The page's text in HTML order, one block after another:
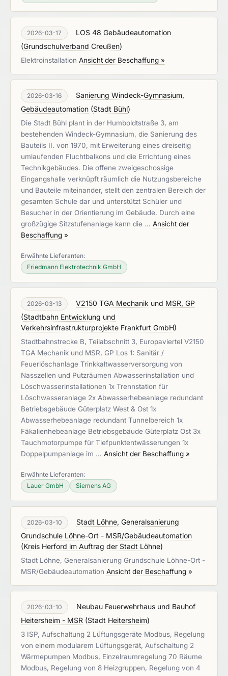
2026-03-17
LOS 48 Gebäudeautomation
(Grundschulverband Creußen)
Elektroinstallation Ansicht der Beschaffung »
2026-03-16
Sanierung Windeck-Gymnasium,
Gebäudeautomation (Stadt Bühl)
Die Stadt Bühl plant in der Humboldtstraße 3, am
bestehenden Windeck-Gymnasium, die Sanierung des
Bauteils II. von 1970, mit Erweiterung eines dreiseitig
umlaufenden Fluchtbalkons und die Errichtung eines
Technikgebäudes. Die offene zweigeschossige
Eingangshalle verknüpft räumlich die Nutzungsbereiche
und Bauteile miteinander, stellt den zentralen Bereich der
gesamten Schule dar und unterstützt Schüler und
Besucher in der Orientierung im Gebäude. Durch eine
großzügige Sitzstufenanlage kann die … Ansicht der
Beschaffung »
Erwähnte Lieferanten:
Friedmann Elektrotechnik GmbH
2026-03-13
V2150 TGA Mechanik und MSR, GP
(Stadtbahn Entwicklung und
Verkehrsinfrastrukturprojekte Frankfurt GmbH)
Stadtbahnstrecke B, Teilabschnitt 3, Europaviertel V2150
TGA Mechanik und MSR, GP Los 1: Sanitär /
Feuerlöschanlage Trinkkaltwasserversorgung von
Nasszellen und Putzräumen Abwasserinstallation und
Löschwasserinstallationen 1x Trennstation für
Löschwasseranlage 2x Abwasserhebeanlage redundant
Betriebsgebäude Güterplatz West & Ost 1x
Abwasserhebeanlage redundant Tunnelbereich 1x
Fäkalienhebeanlage Betriebsgebäude Güterplatz Ost 3x
Tauchmotorpumpe für Tiefpunktentwässerungen 1x
Doppelpumpanlage im … Ansicht der Beschaffung »
Erwähnte Lieferanten:
Lauer GmbH
Siemens AG
2026-03-10
Stadt Löhne, Generalsanierung
Grundschule Löhne-Ort - MSR/Gebäudeautomation
(Kreis Herford im Auftrag der Stadt Löhne)
Stadt Löhne, Generalsanierung Grundschule Löhne-Ort -
MSR/Gebäudeautomation Ansicht der Beschaffung »
2026-03-10
Neubau Feuerwehrhaus und Bauhof
Heitersheim - MSR (Stadt Heitersheim)
3 ISP, Aufschaltung 2 Lüftungsgeräte Modbus, Regelung
von einem modularem Lüftungsgerät, Aufschaltung 2
Wärmepumpen Modbus, Einzelraumregelung 70 Räume
Modbus, Regelung von 8 Heizgruppen, Regelung von 4